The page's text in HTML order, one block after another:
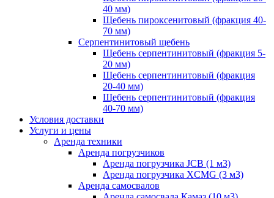
40 мм)
Щебень пироксенитовый (фракция 40-
70 мм)
Серпентинитовый щебень
Щебень серпентинитовый (фракция 5-
20 мм)
Щебень серпентинитовый (фракция
20-40 мм)
Щебень серпентинитовый (фракция
40-70 мм)
Условия доставки
Услуги и цены
Аренда техники
Аренда погрузчиков
Аренда погрузчика JCB (1 м3)
Аренда погрузчика XCMG (3 м3)
Аренда самосвалов